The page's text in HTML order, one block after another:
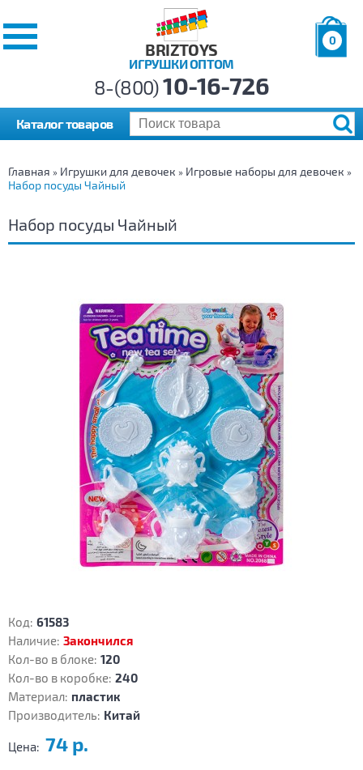
BRIZTOYS
ИГРУШКИ ОПТОМ
0
р.
8-(800)10-16-726
Каталог товаров
Главная » Игрушки для девочек » Игровые наборы для девочек »
Набор посуды Чайный
Набор посуды Чайный
Код: 61583
Наличие: Закончился
Кол-во в блоке: 120
Кол-во в коробке: 240
Материал: пластик
Производитель: Китай
Цена: 74 р.